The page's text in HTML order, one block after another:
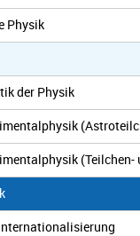
Physik
der Physik